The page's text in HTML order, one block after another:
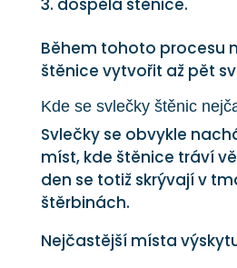
dospělá štěnice.
Během tohoto procesu
štěnice vytvořit až pět
Kde se svlečky štěnic
Svlečky se obvykle
míst, kde štěnice tráví
den se totiž skrývají v
štěrbinách.
Nejčastější místa